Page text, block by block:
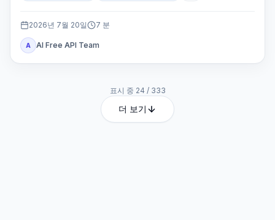
2026년 7월 20일 7 분
A AI Free API Team
표시 중 24 / 333
더 보기